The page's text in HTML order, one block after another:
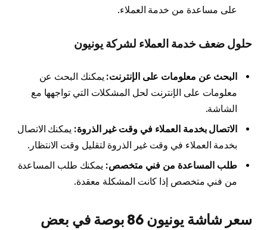
على مساعدة من خدمة العملاء.
حلول ضعف خدمة العملاء لشركة يونيون
البحث عن معلومات على الإنترنت: يمكنك البحث عن
معلومات على الإنترنت لحل المشكلات التي تواجهها مع
الشاشة.
الاتصال بخدمة العملاء في وقت غير الذروة: يمكنك الاتصال
بخدمة العملاء في وقت غير الذروة لتقليل وقت الانتظار.
طلب المساعدة من فني متخصص: يمكنك طلب المساعدة
من فني متخصص إذا كانت المشكلة معقدة.
سعر شاشة يونيون 86 بوصة في بعض